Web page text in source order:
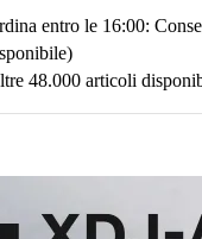
entro le 16:00:
48.000 articoli